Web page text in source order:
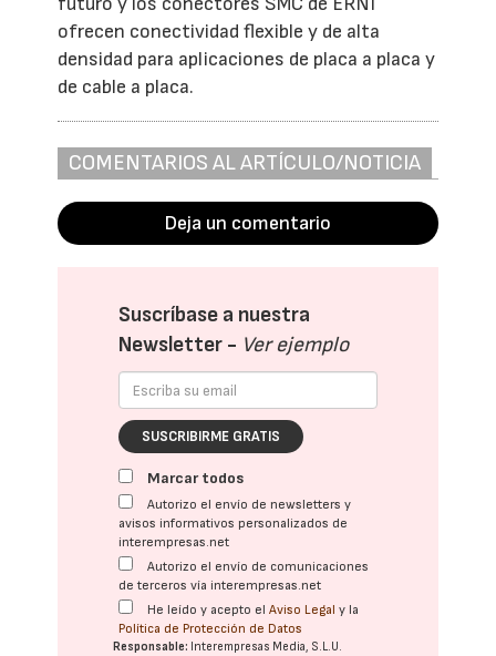
ofrecen conectividad flexible y de alta
densidad para aplicaciones de placa a placa y
de cable a placa.
COMENTARIOS AL ARTÍCULO/NOTICIA
Deja un comentario
Suscríbase a nuestra
Newsletter - Ver ejemplo
SUSCRIBIRME GRATIS
Marcar todos
Autorizo el envío de newsletters y
avisos informativos personalizados de
interempresas.net
Autorizo el envío de comunicaciones
de terceros vía interempresas.net
He leído y acepto elAviso Legal y la
Política de Protección de Datos
Responsable: Interempresas Media, S.L.U.